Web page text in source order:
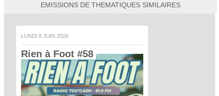
EMISSIONS DE THEMATIQUES SIMILAIRES
LUNDI 8 JUIN 2026
Rien à Foot #58